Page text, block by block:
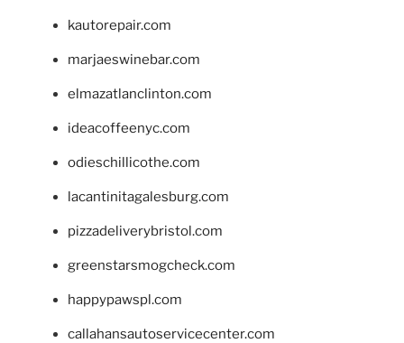
kautorepair.com
marjaeswinebar.com
elmazatlanclinton.com
ideacoffeenyc.com
odieschillicothe.com
lacantinitagalesburg.com
pizzadeliverybristol.com
greenstarsmogcheck.com
happypawspl.com
callahansautoservicecenter.com